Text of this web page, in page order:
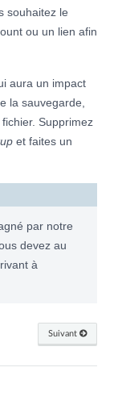
souhaitez le
ou un lien afin
aura un impact
la sauvegarde,
Supprimez
et faites un
par notre
devez au
à
Suivant